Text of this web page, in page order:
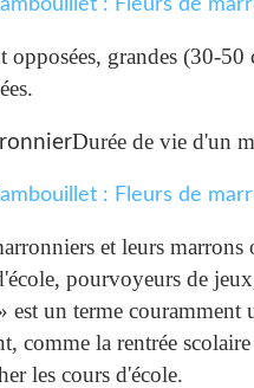
opposées, grandes (30-
Durée de vie d'un
et leurs
pourvoyeurs de
est un terme couramment
comme la rentrée
les cours d'école.